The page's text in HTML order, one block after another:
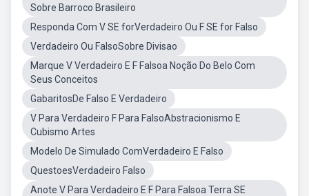
Sobre Barroco Brasileiro
Responda Com V SE forVerdadeiro Ou F SE for Falso
Verdadeiro Ou FalsoSobre Divisao
Marque V Verdadeiro E F Falsoa Noção Do Belo Com
Seus Conceitos
GabaritosDe Falso E Verdadeiro
V Para Verdadeiro F Para FalsoAbstracionismo E
Cubismo Artes
Modelo De Simulado ComVerdadeiro E Falso
QuestoesVerdadeiro Falso
Anote V Para Verdadeiro E F Para Falsoa Terra SE